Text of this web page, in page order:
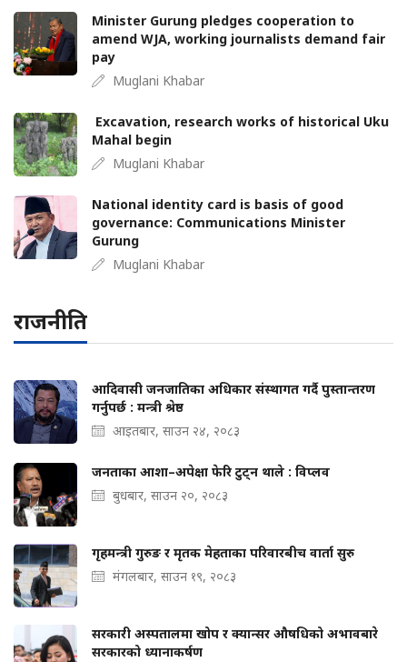
Minister Gurung pledges cooperation to
amend WJA, working journalists demand fair
pay
Muglani Khabar
Excavation, research works of historical Uku
Mahal begin
Muglani Khabar
National identity card is basis of good
governance: Communications Minister
Gurung
Muglani Khabar
राजनीति
आदिवासी जनजातिका अधिकार संस्थागत गर्दै पुस्तान्तरण
गर्नुपर्छ : मन्त्री श्रेष्ठ
आइतबार, साउन २४, २०८३
जनताका आशा–अपेक्षा फेरि टुट्न थाले : विप्लव
बुधबार, साउन २०, २०८३
गृहमन्त्री गुरुङ र मृतक मेहताका परिवारबीच वार्ता सुरु
मंगलबार, साउन १९, २०८३
सरकारी अस्पतालमा खोप र क्यान्सर औषधिको अभावबारे
सरकारको ध्यानाकर्षण